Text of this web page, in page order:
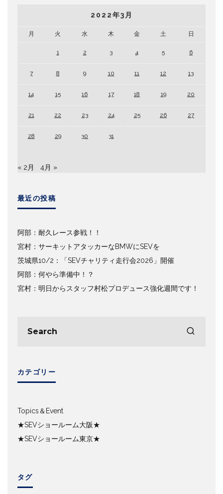
2022年3月
月 火 水 木 金 土 日
1 2 3 4 5 6
7 8 9 10 11 12 13
14 15 16 17 18 19 20
21 22 23 24 25 26 27
28 29 30 31
« 2月 4月 »
最近の投稿
阿部：耐久レース参戦！！
宮村：サーキットアタッカーなBMWにSEVを
茨城県10/2：「SEVチャリティ走行会2026」開催
阿部：何やら準備中！？
宮村：明日からスタッフ村松プロデュース強化週間です！
カテゴリー
Topics＆Event
★SEVショールーム大阪★
★SEVショールーム東京★
タグ